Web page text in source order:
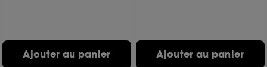
Ajouter au panier Ajouter au panier